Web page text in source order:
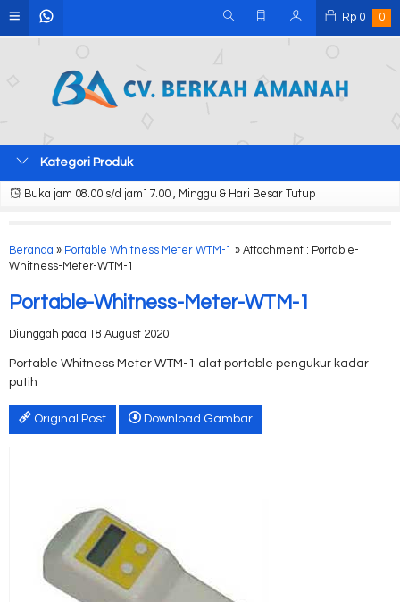
Rp 0 0
Kategori Produk
Buka jam 08.00 s/d jam17.00 , Minggu & Hari Besar Tutup
Beranda » Portable Whitness Meter WTM-1 » Attachment : Portable-
Whitness-Meter-WTM-1
Portable-Whitness-Meter-WTM-1
Diunggah pada 18 August 2020
Portable Whitness Meter WTM-1 alat portable pengukur kadar
putih
Original Post Download Gambar